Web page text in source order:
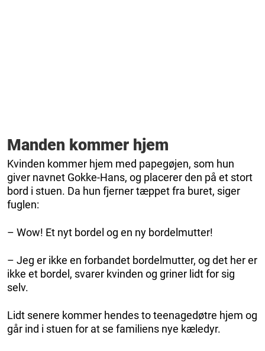
Manden kommer hjem
Kvinden kommer hjem med papegøjen, som hun
giver navnet Gokke-Hans, og placerer den på et stort
bord i stuen. Da hun fjerner tæppet fra buret, siger
fuglen:
– Wow! Et nyt bordel og en ny bordelmutter!
– Jeg er ikke en forbandet bordelmutter, og det her er
ikke et bordel, svarer kvinden og griner lidt for sig
selv.
Lidt senere kommer hendes to teenagedøtre hjem og
går ind i stuen for at se familiens nye kæledyr.